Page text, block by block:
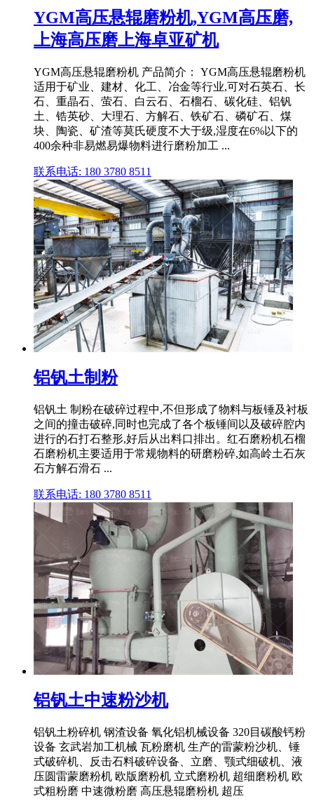
YGM高压悬辊磨粉机,YGM高压磨,
上海高压磨上海卓亚矿机
YGM高压悬辊磨粉机 产品简介： YGM高压悬辊磨粉机
适用于矿业、建材、化工、冶金等行业,可对石英石、长
石、重晶石、萤石、白云石、石榴石、碳化硅、铝钒
土、锆英砂、大理石、方解石、铁矿石、磷矿石、煤
块、陶瓷、矿渣等莫氏硬度不大于级,湿度在6%以下的
400余种非易燃易爆物料进行磨粉加工 ...
联系电话: 180 3780 8511
铝钒土制粉
铝钒土 制粉在破碎过程中,不但形成了物料与板锤及衬板
之间的撞击破碎,同时也完成了各个板锤间以及破碎腔内
进行的石打石整形,好后从出料口排出。红石磨粉机石榴
石磨粉机主要适用于常规物料的研磨粉碎,如高岭土石灰
石方解石滑石 ...
联系电话: 180 3780 8511
铝钒土中速粉沙机
铝钒土粉碎机 钢渣设备 氧化铝机械设备 320目碳酸钙粉
设备 玄武岩加工机械 瓦粉磨机 生产的雷蒙粉沙机、锤
式破碎机、反击石料破碎设备、立磨、颚式细破机、液
压圆雷蒙磨粉机 欧版磨粉机 立式磨粉机 超细磨粉机 欧
式粗粉磨 中速微粉磨 高压悬辊磨粉机 超压